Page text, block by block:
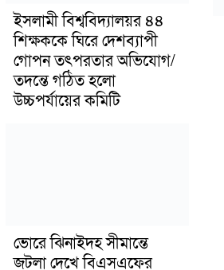
ইসলামী বিশ্ববিদ্যালয়র ৪৪
শিক্ষককে ঘিরে দেশব্যাপী
গোপন তৎপরতার অভিযোগ/
তদন্তে গঠিত হলো
উচ্চপর্যায়ের কমিটি
ভোরে ঝিনাইদহ সীমান্তে
জটলা দেখে বিএসএফের